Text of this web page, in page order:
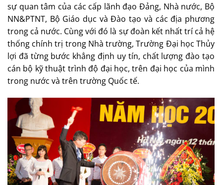
sự quan tâm của các cấp lãnh đạo Đảng, Nhà nước, Bộ
NN&PTNT, Bộ Giáo dục và Đào tạo và các địa phương
trong cả nước. Cùng với đó là sự đoàn kết nhất trí cả hệ
thống chính trị trong Nhà trường, Trường Đại học Thủy
lợi đã từng bước khẳng định uy tín, chất lượng đào tạo
cán bộ kỹ thuật trình độ đại học, trên đại học của mình
trong nước và trên trường Quốc tế.